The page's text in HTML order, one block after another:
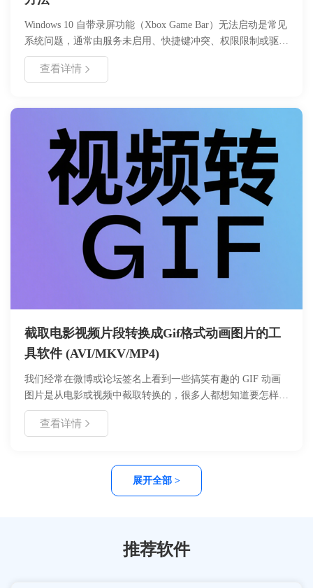
Windows 10 自带录屏功能（Xbox Game Bar）无法启动是常见
系统问题，通常由服务未启用、快捷键冲突、权限限制或驱动
异常引起。本文系统梳理故障成因，并提供分步修复方案，涵
盖服务配置、注册表调整、驱动更新等核心操作。通过规范设
查看详情
截取电影视频片段转换成Gif格式动画图片的工
具软件 (AVI/MKV/MP4)
我们经常在微博或论坛签名上看到一些搞笑有趣的 GIF 动画
图片是从电影或视频中截取转换的，很多人都想知道要怎样才
能制作出这种GIF动态图片，其实利用好哈视频截取GIF专家
你也能轻松制作！
查看详情
展开全部 >
推荐软件